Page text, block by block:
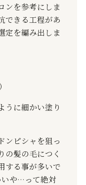
ンを参考にしま
できる工程があ
定を編み出しま
うに細かい塗り
ンピシャを狙っ
の髪の毛につく
する事が多いで
や… って絶対